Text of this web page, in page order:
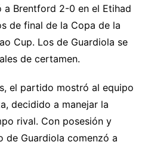
c
e
b
o
k
s
s
e
g
er
m
p
ar
a Brentford 2-0 en el Etihad
de final de la Copa de la
Cup. Los de Guardiola se
de certamen.
el partido mostró al equipo
decidido a manejar la
rival. Con posesión y
de Guardiola comenzó a